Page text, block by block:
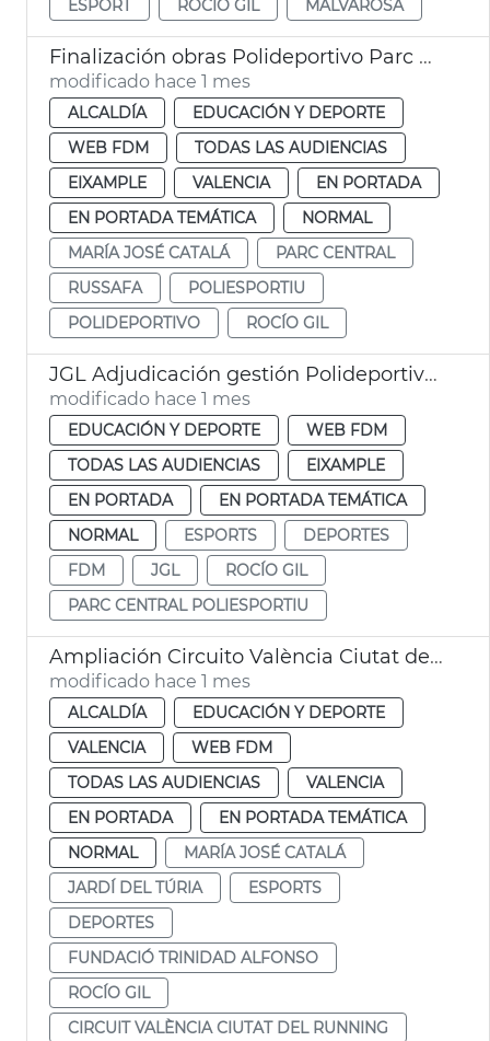
ESPORT ROCÍO GIL MALVAROSA
Finalización obras Polideportivo Parc Central València
modificado hace 1 mes
ALCALDÍA
EDUCACIÓN Y DEPORTE
WEB FDM
TODAS LAS AUDIENCIAS
EIXAMPLE
VALENCIA
EN PORTADA
EN PORTADA TEMÁTICA
NORMAL
MARÍA JOSÉ CATALÁ
PARC CENTRAL
RUSSAFA
POLIESPORTIU
POLIDEPORTIVO
ROCÍO GIL
JGL Adjudicación gestión Polideportivo Parc Central
modificado hace 1 mes
EDUCACIÓN Y DEPORTE
WEB FDM
TODAS LAS AUDIENCIAS
EIXAMPLE
EN PORTADA
EN PORTADA TEMÁTICA
NORMAL
ESPORTS
DEPORTES
FDM
JGL
ROCÍO GIL
PARC CENTRAL POLIESPORTIU
Ampliación Circuito València Ciutat del Running
modificado hace 1 mes
ALCALDÍA
EDUCACIÓN Y DEPORTE
VALENCIA
WEB FDM
TODAS LAS AUDIENCIAS
VALENCIA
EN PORTADA
EN PORTADA TEMÁTICA
NORMAL
MARÍA JOSÉ CATALÁ
JARDÍ DEL TÚRIA
ESPORTS
DEPORTES
FUNDACIÓ TRINIDAD ALFONSO
ROCÍO GIL
CIRCUIT VALÈNCIA CIUTAT DEL RUNNING